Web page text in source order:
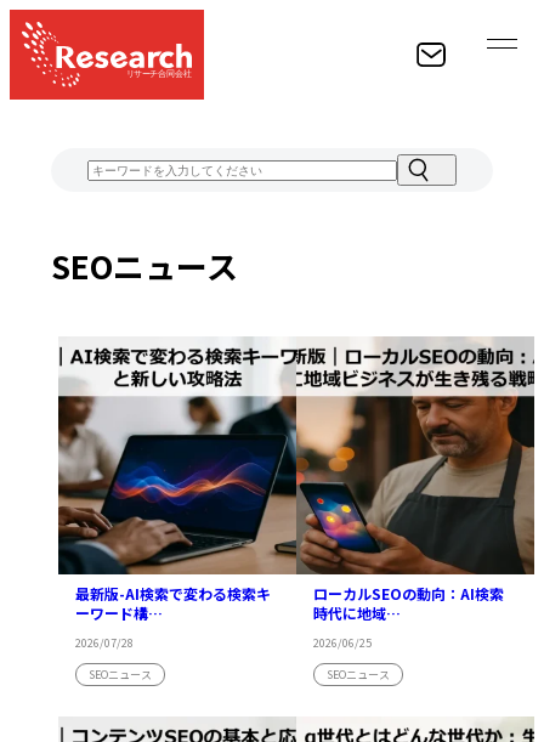
ものをコンサルティングし、結果をお約束します。
SEOニュース
最新版-AI検索で変わる検索キ
ーワード構…
2026/07/28
SEOニュース
ローカルSEOの動向：AI検索
時代に地域…
2026/06/25
SEOニュース